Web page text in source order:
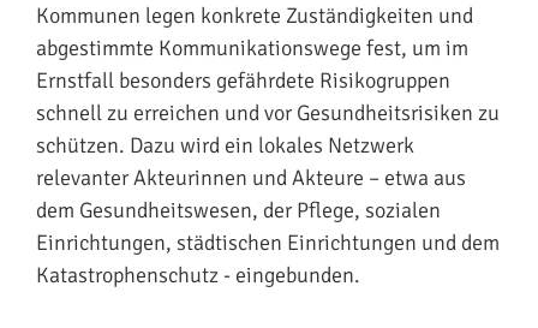
Kommunen legen konkrete Zuständigkeiten und
abgestimmte Kommunikationswege fest, um im
Ernstfall besonders gefährdete Risikogruppen
schnell zu erreichen und vor Gesundheitsrisiken zu
schützen. Dazu wird ein lokales Netzwerk
relevanter Akteurinnen und Akteure – etwa aus
dem Gesundheitswesen, der Pflege, sozialen
Einrichtungen, städtischen Einrichtungen und dem
Katastrophenschutz - eingebunden.